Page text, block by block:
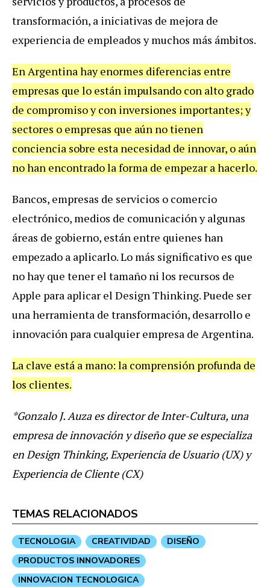
transformación, a iniciativas de mejora de
experiencia de empleados y muchos más ámbitos.
En Argentina hay enormes diferencias entre
empresas que lo están impulsando con alto grado
de compromiso y con inversiones importantes; y
sectores o empresas que aún no tienen
conciencia sobre esta necesidad de innovar, o aún
no han encontrado la forma de empezar a hacerlo.
Bancos, empresas de servicios o comercio
electrónico, medios de comunicación y algunas
áreas de gobierno, están entre quienes han
empezado a aplicarlo. Lo más significativo es que
no hay que tener el tamaño ni los recursos de
Apple para aplicar el Design Thinking. Puede ser
una herramienta de transformación, desarrollo e
innovación para cualquier empresa de Argentina.
La clave está a mano: la comprensión profunda de
los clientes.
*Gonzalo J. Auza es director de Inter-Cultura, una
empresa de innovación y diseño que se especializa
en Design Thinking, Experiencia de Usuario (UX) y
Experiencia de Cliente (CX)
TEMAS RELACIONADOS
TECNOLOGIA CREATIVIDAD
DISEÑO
PRODUCTOS INNOVADORES
INNOVACION TECNOLOGICA